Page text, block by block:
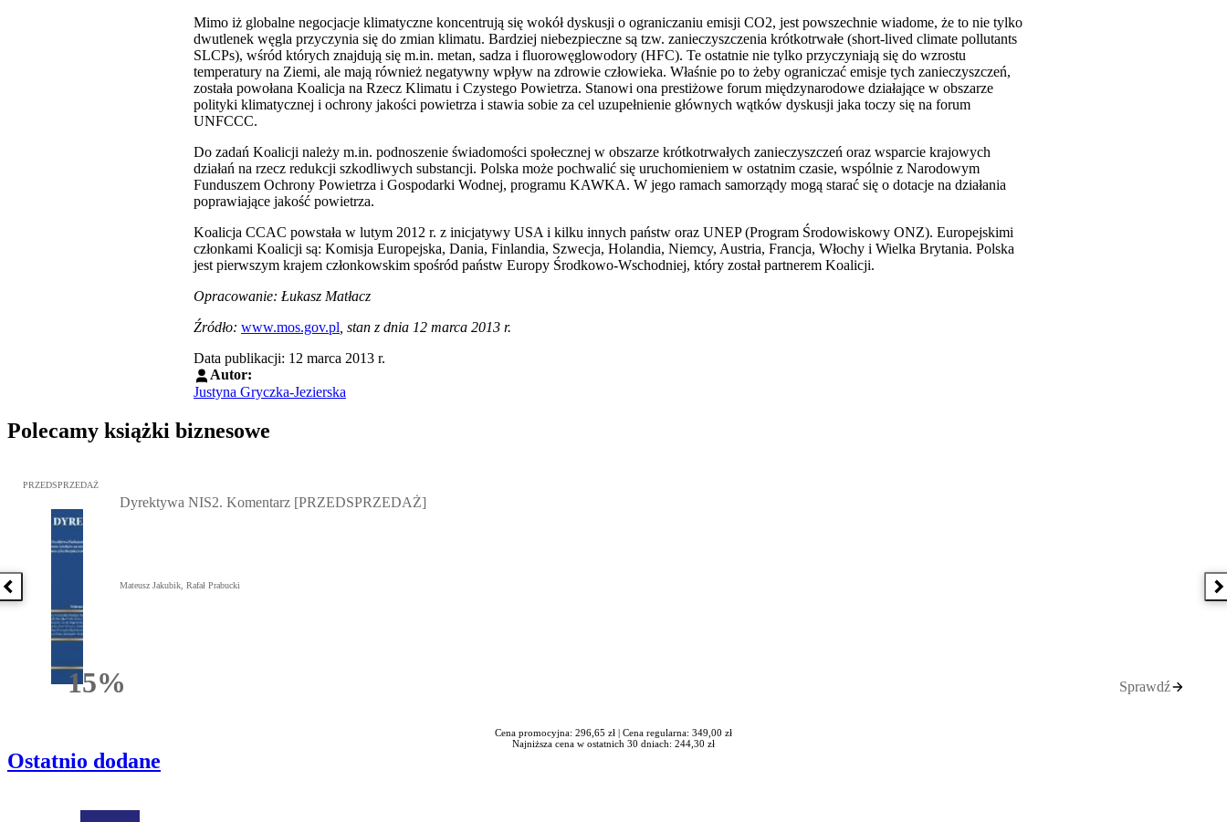
Mimo iż globalne negocjacje klimatyczne koncentrują się wokół dyskusji o ograniczaniu emisji CO2, jest powszechnie wiadome, że to nie tylko
dwutlenek węgla przyczynia się do zmian klimatu. Bardziej niebezpieczne są tzw. zanieczyszczenia krótkotrwałe (short-lived climate pollutants
SLCPs), wśród których znajdują się m.in. metan, sadza i fluorowęglowodory (HFC). Te ostatnie nie tylko przyczyniają się do wzrostu
temperatury na Ziemi, ale mają również negatywny wpływ na zdrowie człowieka. Właśnie po to żeby ograniczać emisje tych zanieczyszczeń,
została powołana Koalicja na Rzecz Klimatu i Czystego Powietrza. Stanowi ona prestiżowe forum międzynarodowe działające w obszarze
polityki klimatycznej i ochrony jakości powietrza i stawia sobie za cel uzupełnienie głównych wątków dyskusji jaka toczy się na forum
UNFCCC.
Do zadań Koalicji należy m.in. podnoszenie świadomości społecznej w obszarze krótkotrwałych zanieczyszczeń oraz wsparcie krajowych
działań na rzecz redukcji szkodliwych substancji. Polska może pochwalić się uruchomieniem w ostatnim czasie, wspólnie z Narodowym
Funduszem Ochrony Powietrza i Gospodarki Wodnej, programu KAWKA. W jego ramach samorządy mogą starać się o dotacje na działania
poprawiające jakość powietrza.
Koalicja CCAC powstała w lutym 2012 r. z inicjatywy USA i kilku innych państw oraz UNEP (Program Środowiskowy ONZ). Europejskimi
członkami Koalicji są: Komisja Europejska, Dania, Finlandia, Szwecja, Holandia, Niemcy, Austria, Francja, Włochy i Wielka Brytania. Polska
jest pierwszym krajem członkowskim spośród państw Europy Środkowo-Wschodniej, który został partnerem Koalicji.
Opracowanie: Łukasz Matłacz
Źródło: www.mos.gov.pl , stan z dnia 12 marca 2013 r.
Data publikacji: 12 marca 2013 r.
Autor:
Justyna Gryczka-Jezierska
Polecamy książki biznesowe
Poprzednia książka
Przejdź do: Dyrektywa NIS2. Komentarz [PRZEDSPRZEDAŻ], Mateusz Jakubik, Rafał Prabucki - otwiera się w nowym oknie
PRZEDSPRZEDAŻ
15%Rabatu
Dyrektywa NIS2. Komentarz [PRZEDSPRZEDAŻ]
Mateusz Jakubik, Rafał Prabucki
Sprawdź
Cena promocyjna: 296,65 zł | Cena regularna: 349,00 zł
Najniższa cena w ostatnich 30 dniach: 244,30 zł
Ostatnio dodane